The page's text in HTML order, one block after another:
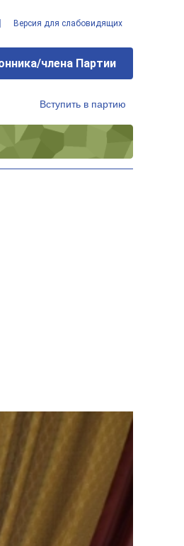
Версия для слабовидящих
члена Партии
Вступить в партию